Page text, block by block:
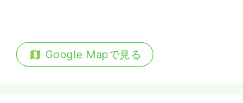
Google Mapで見る